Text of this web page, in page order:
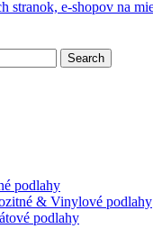
Search
podlahy
& Vinylové podlahy
podlahy